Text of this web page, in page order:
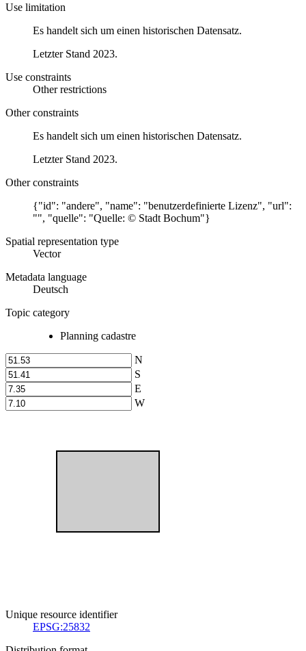
Use limitation
Es handelt sich um einen historischen Datensatz.
Letzter Stand 2023.
Use constraints
Other restrictions
Other constraints
Es handelt sich um einen historischen Datensatz.
Letzter Stand 2023.
Other constraints
{"id": "andere", "name": "benutzerdefinierte Lizenz", "url":
"", "quelle": "Quelle: © Stadt Bochum"}
Spatial representation type
Vector
Metadata language
Deutsch
Topic category
Planning cadastre
N
S
E
W
Unique resource identifier
EPSG:25832